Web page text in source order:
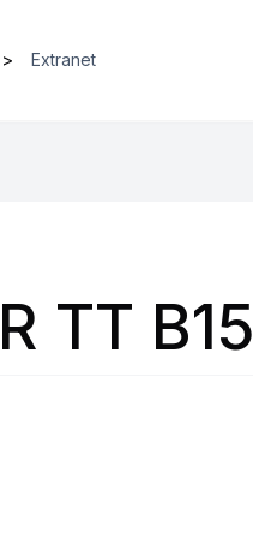
Extranet
TT B15